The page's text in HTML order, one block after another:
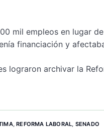
mil empleos en lugar
financiación y
lograron archivar la
,REFORMA LABORAL, SENADO